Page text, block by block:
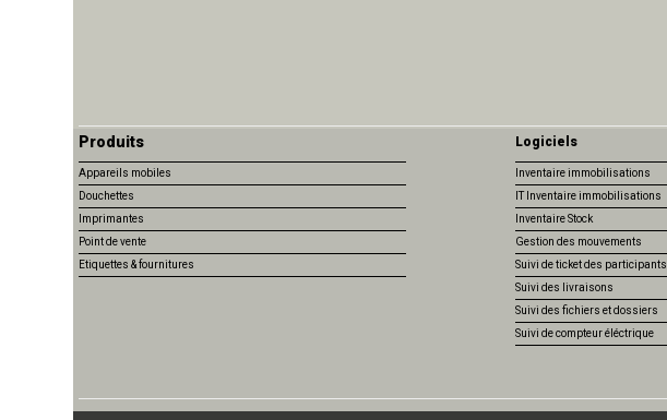
Produits
Appareils mobiles
Douchettes
Imprimantes
Point de vente
Etiquettes & fournitures
Logiciels
Inventaire immobilisations
IT Inventaire immobilisations
Inventaire Stock
Gestion des mouvements
Suivi de ticket des participants
Suivi des livraisons
Suivi des fichiers et dossiers
Suivi de compteur éléctrique